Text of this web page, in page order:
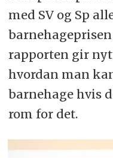
med SV og Sp
rapporten gir
hvordan man
barnehage hvis
rom for det.